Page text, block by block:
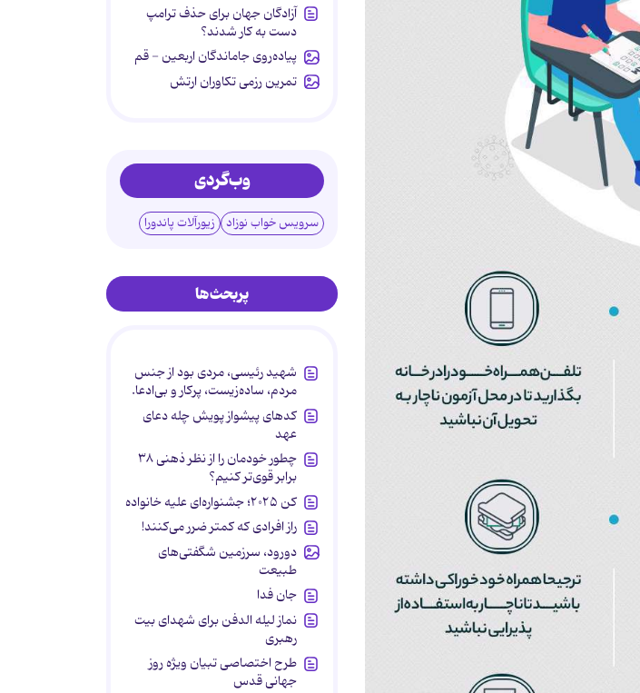
آزادگان جهان برای حذف ترامپ
دست به کار شدند؟
پیاده‌روی جاماندگان اربعین - قم
تمرین رزمی تکاوران ارتش
وب‌گردی
سرویس خواب نوزاد زیورآلات پاندورا
پربحث‌ها
شهید رئیسی، مردی بود از جنس
مردم، ساده‌زیست، پرکار و بی‌ادعا.
کدهای پیشواز پویش چله دعای
عهد
چطور خودمان را از نظر ذهنی ۳۸
برابر قوی‌تر کنیم؟
کن ۲۰۲۵؛ جشنواره‌ای علیه خانواده
راز افرادی که کمتر ضرر می‌کنند!
دورود، سرزمین شگفتی‌های
طبیعت
جان فدا
نماز لیله الدفن برای شهدای بیت
رهبری
طرح اختصاصی تبیان ویژه روز
جهانی قدس